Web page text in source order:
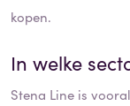
kopen.
In welke
Stena Line is